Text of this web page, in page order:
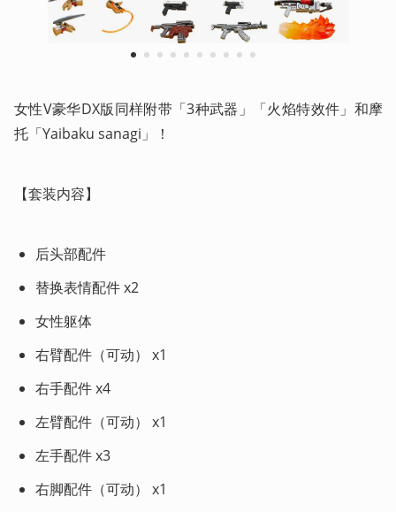
1 2 3 4 5 6 7 8 9 10
女性V豪华DX版同样附带「3种武器」「火焰特效件」和摩
托「Yaibaku sanagi」！
【套装内容】
后头部配件
替换表情配件 x2
女性躯体
右臂配件（可动） x1
右手配件 x4
左臂配件（可动） x1
左手配件 x3
右脚配件（可动） x1